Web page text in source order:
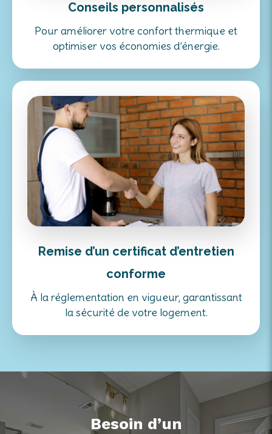
Conseils personnalisés
Pour améliorer votre confort thermique et
optimiser vos économies d’énergie.
Remise d’un certificat d’entretien
conforme
À la réglementation en vigueur, garantissant
la sécurité de votre logement.
Besoin d’un